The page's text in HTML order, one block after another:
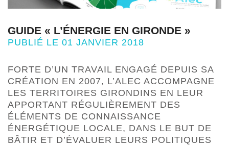
GUIDE « L’ÉNERGIE EN GIRONDE »
PUBLIÉ LE 01 JANVIER 2018
FORTE D’UN TRAVAIL ENGAGÉ DEPUIS SA
CRÉATION EN 2007, L’ALEC ACCOMPAGNE
LES TERRITOIRES GIRONDINS EN LEUR
APPORTANT RÉGULIÈREMENT DES
ÉLÉMENTS DE CONNAISSANCE
ÉNERGÉTIQUE LOCALE, DANS LE BUT DE
BÂTIR ET D’ÉVALUER LEURS POLITIQUES